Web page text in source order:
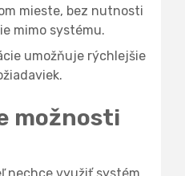
mieste, bez nutnosti
mimo systému.
umožňuje rýchlejšie
možnosti
nechce využiť systém